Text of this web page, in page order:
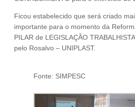
Ficou estabelecido que será criado
importante para o momento da
PILAR de LEGISLAÇÃO
pelo Rosalvo – UNIPLAST.
Fonte: SIMPESC